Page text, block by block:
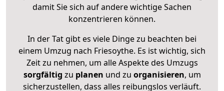
damit Sie sich auf andere wichtige Sachen
konzentrieren können.
In der Tat gibt es viele Dinge zu beachten bei
einem Umzug nach Friesoythe. Es ist wichtig, sich
Zeit zu nehmen, um alle Aspekte des Umzugs
sorgfältig zu planen und zu organisieren, um
sicherzustellen, dass alles reibungslos verläuft.